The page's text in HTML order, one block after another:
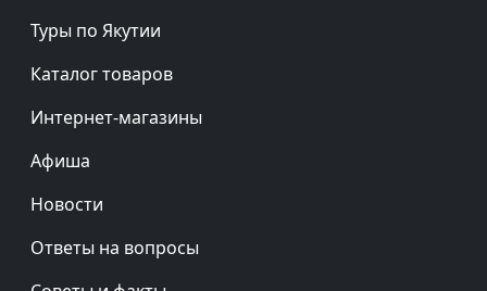
Туры по Якутии
Каталог товаров
Интернет-магазины
Афиша
Новости
Ответы на вопросы